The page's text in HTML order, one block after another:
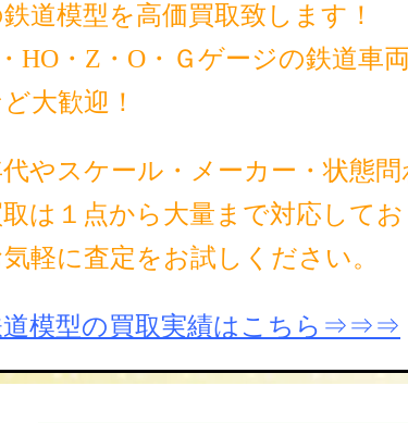
道模型を高価買取致します！
HO・Z・O・Ｇゲージの鉄道車
大歓迎！
やスケール・メーカー・状態問
取は１点から大量まで対応してお
軽に査定をお試しください。
道模型の買取実績はこちら⇒⇒⇒